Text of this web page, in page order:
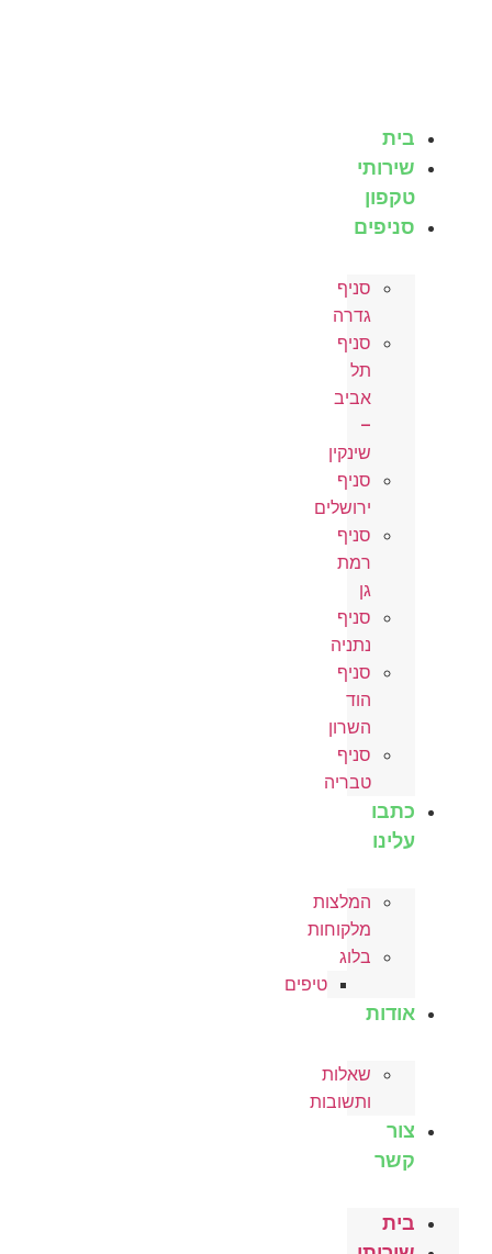
בית
שירותי
טקפון
סניפים
סניף
גדרה
סניף
תל
אביב
–
שינקין
סניף
ירושלים
סניף
רמת
גן
סניף
נתניה
סניף
הוד
השרון
סניף
טבריה
כתבו
עלינו
המלצות
מלקוחות
בלוג
טיפים
אודות
שאלות
ותשובות
צור
קשר
בית